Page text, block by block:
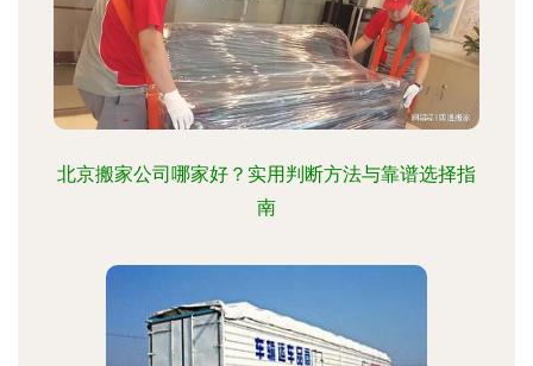
北京搬家公司哪家好？实用判断方法与靠谱选择指
南